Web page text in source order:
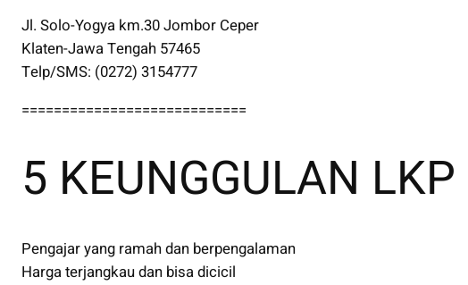
Jl. Solo-Yogya km.30 Jombor Ceper
Klaten-Jawa Tengah 57465
Telp/SMS: (0272) 3154777
============================
5 KEUNGGULAN
Pengajar yang ramah dan berpengalaman
Harga terjangkau dan bisa dicicil